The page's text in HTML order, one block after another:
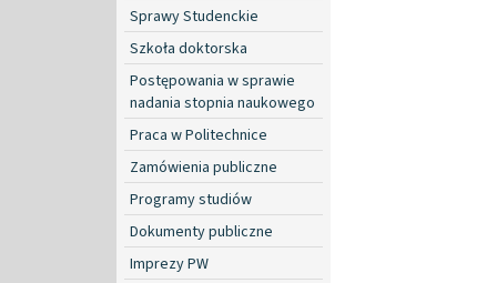
Sprawy Studenckie
Szkoła doktorska
Postępowania w sprawie
nadania stopnia naukowego
Praca w Politechnice
Zamówienia publiczne
Programy studiów
Dokumenty publiczne
Imprezy PW